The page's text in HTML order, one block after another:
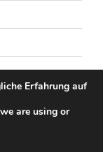
Erfahrung auf
are using or